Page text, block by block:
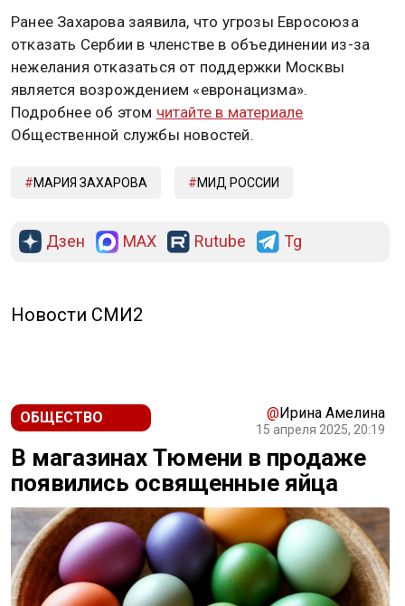
Ранее Захарова заявила, что угрозы Евросоюза
отказать Сербии в членстве в объединении из-за
нежелания отказаться от поддержки Москвы
является возрождением «евронацизма».
Подробнее об этом читайте в материале
Общественной службы новостей.
МАРИЯ ЗАХАРОВА МИД РОССИИ
Дзен MAX Rutube Tg
Новости СМИ2
ОБЩЕСТВО @Ирина Амелина
15 апреля 2025, 20:19
В магазинах Тюмени в продаже
появились освященные яйца